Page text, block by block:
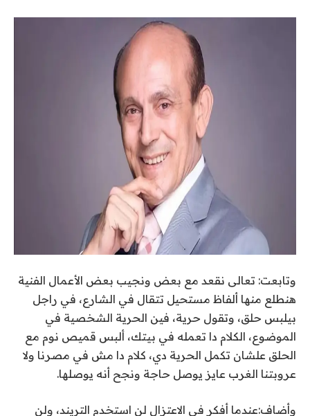
وتابعت: تعالى نقعد مع بعض ونجيب بعض الأعمال الفنية
هنطلع منها ألفاظ مستحيل تتقال في الشارع، في راجل
بيلبس حلق، وتقول حرية، فين الحرية الشخصية في
الموضوع، الكلام دا تعمله في بيتك، ألبس قميص نوم مع
الحلق علشان تكمل الحرية دي، كلام دا مش في مصرنا ولا
عروبتنا الغرب عايز يوصل حاجة ونجح أنه يوصلها.
وأضاف:عندما أفكر في الاعتزال لن استخدم التريند، ولن